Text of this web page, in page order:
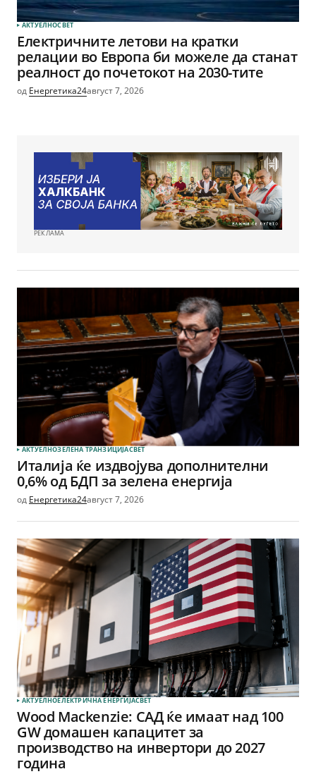
АКТУЕЛНОСВЕТ
Електричните летови на кратки
релации во Европа би можеле да станат
реалност до почетокот на 2030-тите
од Енергетика24август 7, 2026
РЕКЛАМА
АКТУЕЛНОЗЕЛЕНА ТРАНЗИЦИЈАСВЕТ
Италија ќе издвојува дополнителни
0,6% од БДП за зелена енергија
од Енергетика24август 7, 2026
АКТУЕЛНОЕЛЕКТРИЧНА ЕНЕРГИЈАСВЕТ
Wood Mackenzie: САД ќе имаат над 100
GW домашен капацитет за
производство на инвертори до 2027
година